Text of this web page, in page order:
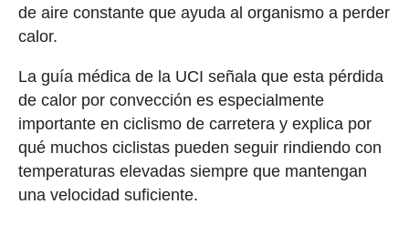
de aire constante que ayuda al organismo a perder
calor.
La guía médica de la UCI señala que esta pérdida
de calor por convección es especialmente
importante en ciclismo de carretera y explica por
qué muchos ciclistas pueden seguir rindiendo con
temperaturas elevadas siempre que mantengan
una velocidad suficiente.